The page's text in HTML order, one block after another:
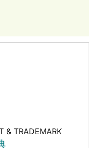
& TRADEMARK